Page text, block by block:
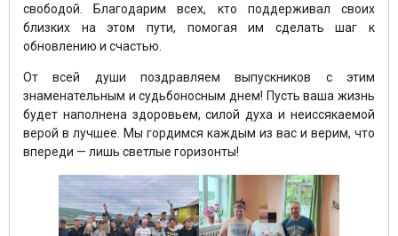
свободой. Благодарим всех, кто поддерживал своих
близких на этом пути, помогая им сделать шаг к
обновлению и счастью.
От всей души поздравляем выпускников с этим
знаменательным и судьбоносным днем! Пусть ваша жизнь
будет наполнена здоровьем, силой духа и неиссякаемой
верой в лучшее. Мы гордимся каждым из вас и верим, что
впереди — лишь светлые горизонты!